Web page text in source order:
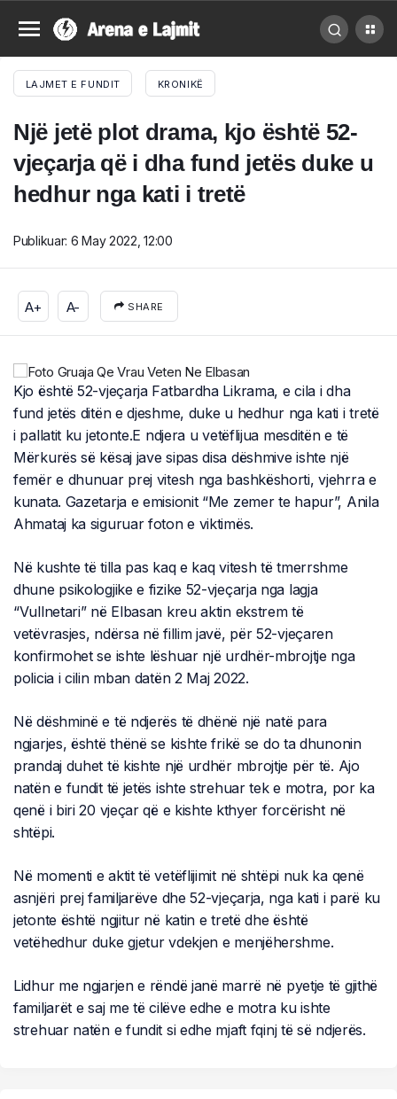
LAJMET E FUNDIT KRONIKË
Një jetë plot drama, kjo është 52-
vjeçarja që i dha fund jetës duke u
hedhur nga kati i tretë
Publikuar: 6 May 2022, 12:00
A+ A- SHARE
Kjo është 52-vjeçarja Fatbardha Likrama, e cila i dha
fund jetës ditën e djeshme, duke u hedhur nga kati i tretë
i pallatit ku jetonte.E ndjera u vetëflijua mesditën e të
Mërkurës së kësaj jave sipas disa dëshmive ishte një
femër e dhunuar prej vitesh nga bashkëshorti, vjehrra e
kunata. Gazetarja e emisionit “Me zemer te hapur”, Anila
Ahmataj ka siguruar foton e viktimës.
Në kushte të tilla pas kaq e kaq vitesh të tmerrshme
dhune psikologjike e fizike 52-vjeçarja nga lagja
“Vullnetari” në Elbasan kreu aktin ekstrem të
vetëvrasjes, ndërsa në fillim javë, për 52-vjeçaren
konfirmohet se ishte lëshuar një urdhër-mbrojtje nga
policia i cilin mban datën 2 Maj 2022.
Në dëshminë e të ndjerës të dhënë një natë para
ngjarjes, është thënë se kishte frikë se do ta dhunonin
prandaj duhet të kishte një urdhër mbrojtje për të. Ajo
natën e fundit të jetës ishte strehuar tek e motra, por ka
qenë i biri 20 vjeçar që e kishte kthyer forcërisht në
shtëpi.
Në momenti e aktit të vetëflijimit në shtëpi nuk ka qenë
asnjëri prej familjarëve dhe 52-vjeçarja, nga kati i parë ku
jetonte është ngjitur në katin e tretë dhe është
vetëhedhur duke gjetur vdekjen e menjëhershme.
Lidhur me ngjarjen e rëndë janë marrë në pyetje të gjithë
familjarët e saj me të cilëve edhe e motra ku ishte
strehuar natën e fundit si edhe mjaft fqinj të së ndjerës.